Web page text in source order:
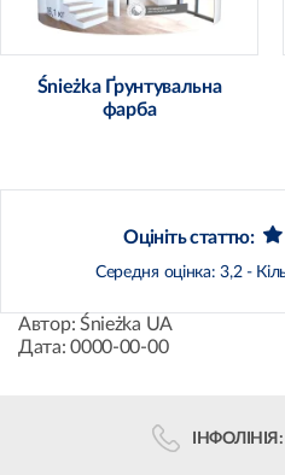
Śnieżka Ґрунтувальна
фарба
Оцініть статтю:
Середня оцінка:3,2-
Автор: Śnieżka UA
Дата:0000-00-00
ІНФОЛІНІЯ: